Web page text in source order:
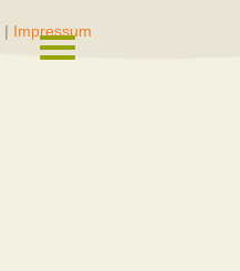
| Impressum